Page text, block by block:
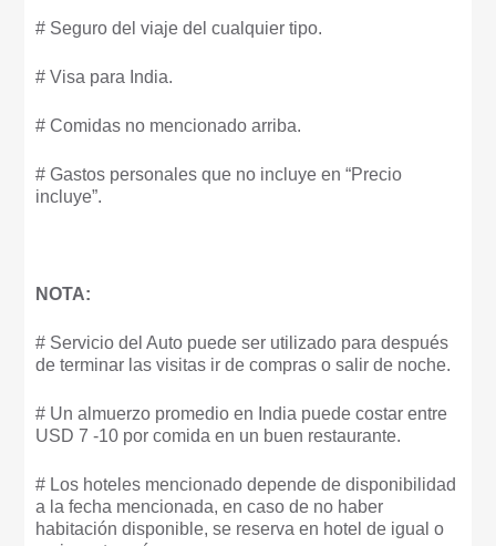
# Seguro del viaje del cualquier tipo.
# Visa para India.
# Comidas no mencionado arriba.
# Gastos personales que no incluye en “Precio
incluye”.
NOTA:
# Servicio del Auto puede ser utilizado para después
de terminar las visitas ir de compras o salir de noche.
# Un almuerzo promedio en India puede costar entre
USD 7 -10 por comida en un buen restaurante.
# Los hoteles mencionado depende de disponibilidad
a la fecha mencionada, en caso de no haber
habitación disponible, se reserva en hotel de igual o